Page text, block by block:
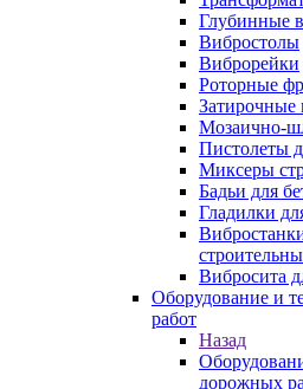
Глубинные
Вибростолы
Виброрейки
Роторные
Мозаично-
Пистолеты
Миксеры
Бадьи для
Гладилки
Вибросита
Оборудование и
работ
Назад
дорожных